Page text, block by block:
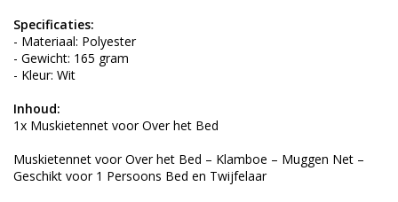
Specificaties:
- Materiaal: Polyester
- Gewicht: 165 gram
- Kleur: Wit
Inhoud:
1x Muskietennet voor Over het Bed
Muskietennet voor Over het Bed – Klamboe – Muggen Net –
Geschikt voor 1 Persoons Bed en Twijfelaar